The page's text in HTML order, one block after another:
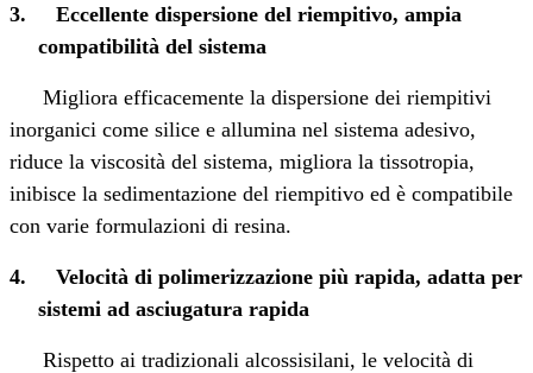
3.
Eccellente dispersione del riempitivo, ampia
compatibilità del sistema
Migliora efficacemente la dispersione dei riempitivi
inorganici come silice e allumina nel sistema adesivo,
riduce la viscosità del sistema, migliora la tissotropia,
inibisce la sedimentazione del riempitivo ed è compatibile
con varie formulazioni di resina.
4.
Velocità di polimerizzazione più rapida, adatta per
sistemi ad asciugatura rapida
Rispetto ai tradizionali alcossisilani, le velocità di